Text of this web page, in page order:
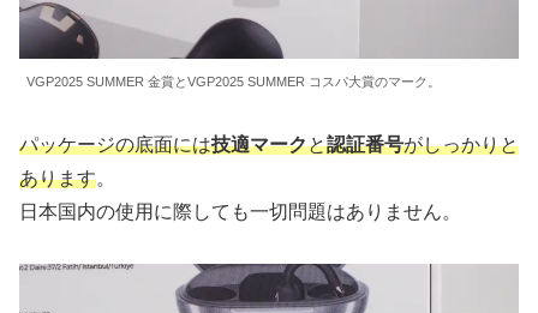
VGP2025 SUMMER 金賞とVGP2025 SUMMER コスパ大賞のマーク。
パッケージの底面には技適マークと認証番号がしっかりと
あります。
日本国内の使用に際しても一切問題はありません。